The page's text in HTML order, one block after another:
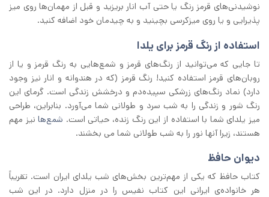
نوشیدنی‌های قرمز رنگ یا حتی آب انار بریزید و قبل از مهمان‌ها روی میز
پذیرایی و یا روی میز‌کرسی بچینید و به چیدمان خود اضافه کنید.
استفاده از رنگ قرمز برای یلدا
تا جایی که می‌توانید از رنگ‌های قرمز و شمع‌هایی به رنگ قرمز و یا از
روبان‌های قرمز استفاده کنید! رنگ قرمز (که در هندوانه و انار نیز وجود
دارد) نماد رنگ‌های زرشکی سپیده‌دم و درخشش زندگی است. گرمای این
رنگ شور و زندگی را به شب سرد و طولانی شما می‌آورد. بنابراین، طراحی
میز یلدای شما با استفاده از این رنگ زنده، حیاتی است. شمع‌هانیز مهم
هستند، زیرا آنها نور را به شب طولانی شما می بخشند.
دیوان حافظ
کتاب حافظ که یکی از مهم‌ترین بخش‌های شب یلدای ایران است. تقریباً
هر خانواده‌ی ایرانی این کتاب نفیس را در منزل دارد. در این شب